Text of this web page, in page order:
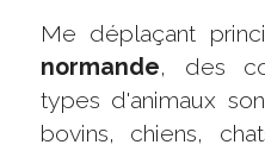
Me déplaçant
normande, des
types d'animaux
bovins, chiens,